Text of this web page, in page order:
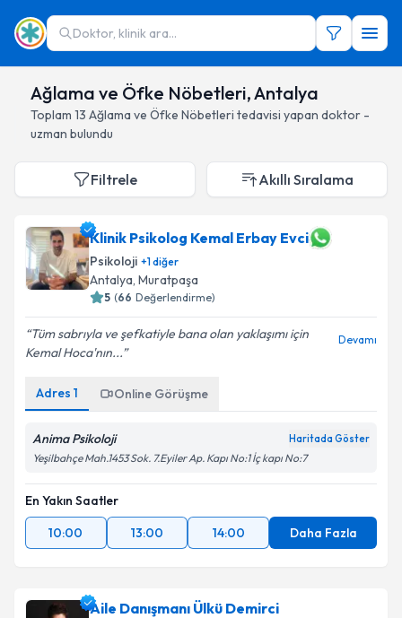
Doktor, klinik ara...
Ağlama ve Öfke Nöbetleri, Antalya
Toplam 13 Ağlama ve Öfke Nöbetleri tedavisi yapan doktor -
uzman bulundu
Filtrele Akıllı Sıralama
Klinik Psikolog Kemal Erbay Evci
Psikoloji +1diğer
Antalya, Muratpaşa
5 (66 Değerlendirme)
Tüm sabrıyla ve şefkatiyle bana olan yaklaşımı için
Kemal Hoca'nın...
Devamı
Adres 1 Online Görüşme
Anima Psikoloji Haritada Göster
Yeşilbahçe Mah.1453 Sok. 7.Eyiler Ap. Kapı No:1 İç kapı No:7
En Yakın Saatler
10:00
13:00 14:00 Daha Fazla
Aile Danışmanı Ülkü Demirci